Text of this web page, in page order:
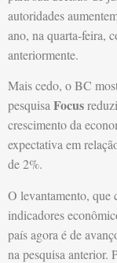
autoridades
ano, na quarta-feira,
anteriormente.
Mais cedo, o BC
pesquisa Focus
crescimento da
expectativa em
de 2%.
O levantamento, que
indicadores
país agora é de
na pesquisa anterior.